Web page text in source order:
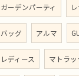
ガーデンパーティ
バッグ アルマ
レディース マトラッ